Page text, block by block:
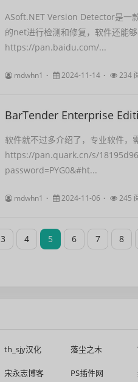
ASoft.NET Version Detector是一
的net进行检测和修复，软件还能
https://pan.baidu.com/...
mdwhn1 2024-11-14 234
BarTender Enterprise
软件就不过多介绍了，专业软件，
https://pan.quark.cn/s/
password=PYG0&#ht...
mdwhn1 2024-11-06 245
3 4 5 6 7 8
th_sjy汉化 落尘之木
宋永志博客 PS插件网